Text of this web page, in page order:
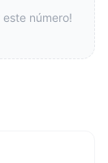
este número!